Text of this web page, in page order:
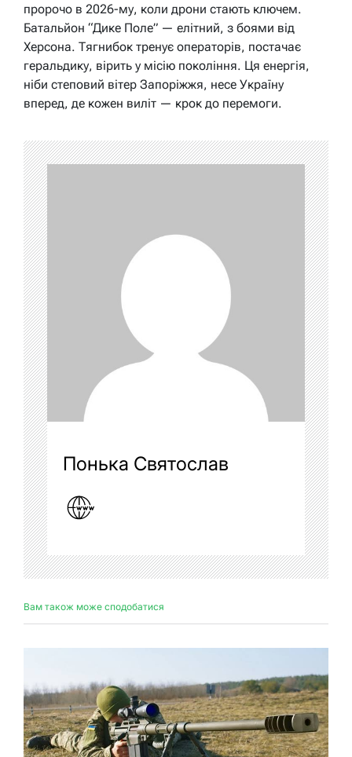
пророчо в 2026-му, коли дрони стають ключем.
Батальйон “Дике Поле” — елітний, з боями від
Херсона. Тягнибок тренує операторів, постачає
геральдику, вірить у місію покоління. Ця енергія,
ніби степовий вітер Запоріжжя, несе Україну
вперед, де кожен виліт — крок до перемоги.
Понька Святослав
Вам також може сподобатися